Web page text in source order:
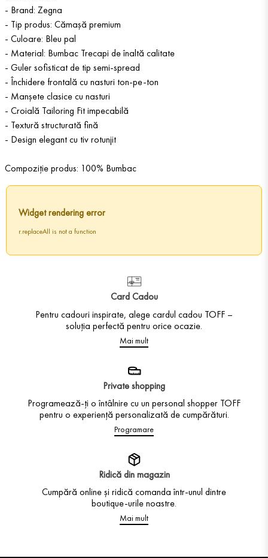
- Brand: Zegna
- Tip produs: Cămașă premium
- Culoare: Bleu pal
- Material: Bumbac Trecapi de înaltă calitate
- Guler sofisticat de tip semi-spread
- Închidere frontală cu nasturi ton-pe-ton
- Manșete clasice cu nasturi
- Croială Tailoring Fit impecabilă
- Textură structurată fină
- Design elegant cu tiv rotunjit
Compoziție produs: 100% Bumbac
Widget rendering error
r.replaceAll is not a function
Card Cadou
Pentru cadouri inspirate, alege cardul cadou TOFF –
soluția perfectă pentru orice ocazie.
Mai mult
Private shopping
Programează-ți o întâlnire cu un personal shopper TOFF
pentru o experiență personalizată de cumpărături.
Programare
Ridică din magazin
Cumpără online și ridică comanda într-unul dintre
boutique-urile noastre.
Mai mult